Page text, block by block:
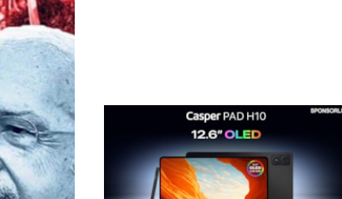
Atik,
butlan'
tatili